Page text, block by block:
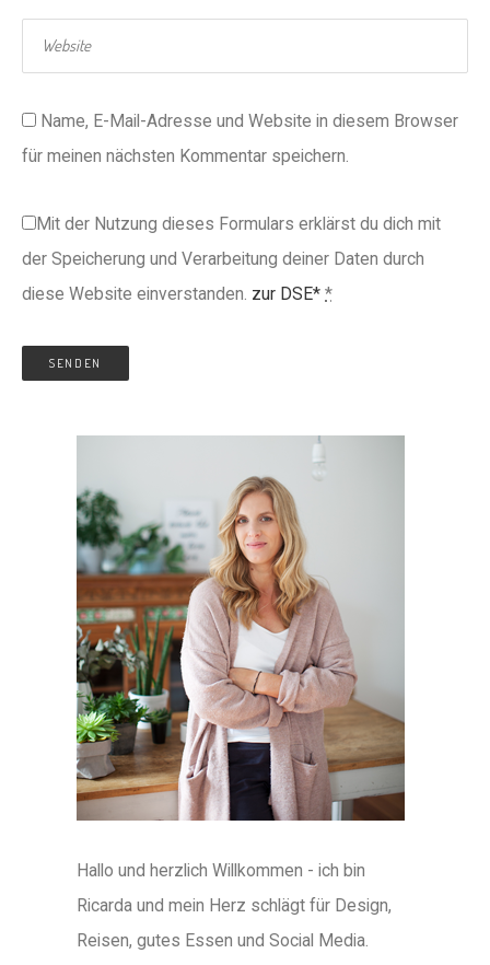
Name, E-Mail-Adresse und Website in diesem Browser
für meinen nächsten Kommentar speichern.
Mit der Nutzung dieses Formulars erklärst du dich mit
der Speicherung und Verarbeitung deiner Daten durch
diese Website einverstanden. zur DSE* *
Hallo und herzlich Willkommen - ich bin
Ricarda und mein Herz schlägt für Design,
Reisen, gutes Essen und Social Media.